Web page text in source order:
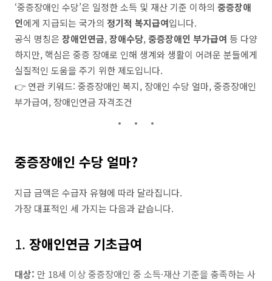
‘중증장애인 수당’은 일정한 소득 및 재산 기준 이하의 중증장애
인에게 지급되는 국가의 정기적 복지급여입니다.
공식 명칭은 장애인연금,장애수당,중증장애인 부가급여 등 다양
하지만, 핵심은 중증 장애로 인해 생계와 생활이 어려운 분들에게
실질적인 도움을 주기 위한 제도입니다.
👉 연관 키워드: 중증장애인 복지, 장애인 수당 얼마, 중증장애인
부가급여, 장애인연금 자격조건
중증장애인 수당 얼마?
지급 금액은 수급자 유형에 따라 달라집니다.
가장 대표적인 세 가지는 다음과 같습니다.
1. 장애인연금 기초급여
대상: 만 18세 이상 중증장애인 중 소득·재산 기준을 충족하는 사